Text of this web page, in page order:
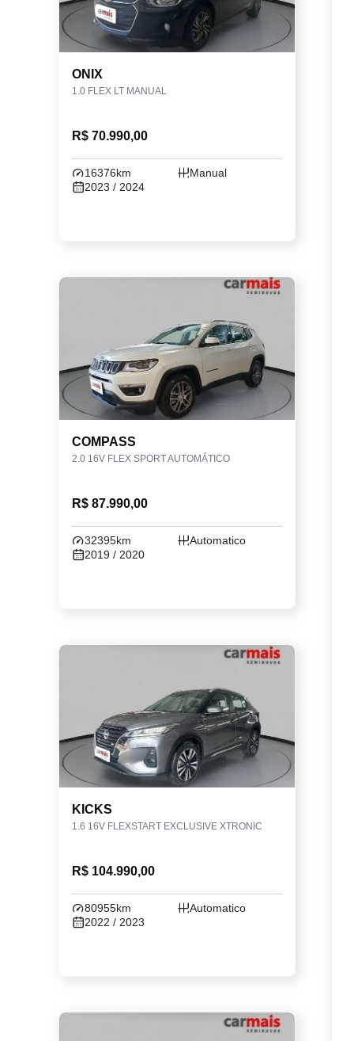
ONIX
1.0 FLEX LT MANUAL
R$ 70.990,00
16376km
Manual
2023 / 2024
COMPASS
2.0 16V FLEX SPORT AUTOMÁTICO
R$ 87.990,00
32395km
Automatico
2019 / 2020
KICKS
1.6 16V FLEXSTART EXCLUSIVE XTRONIC
R$ 104.990,00
80955km
Automatico
2022 / 2023